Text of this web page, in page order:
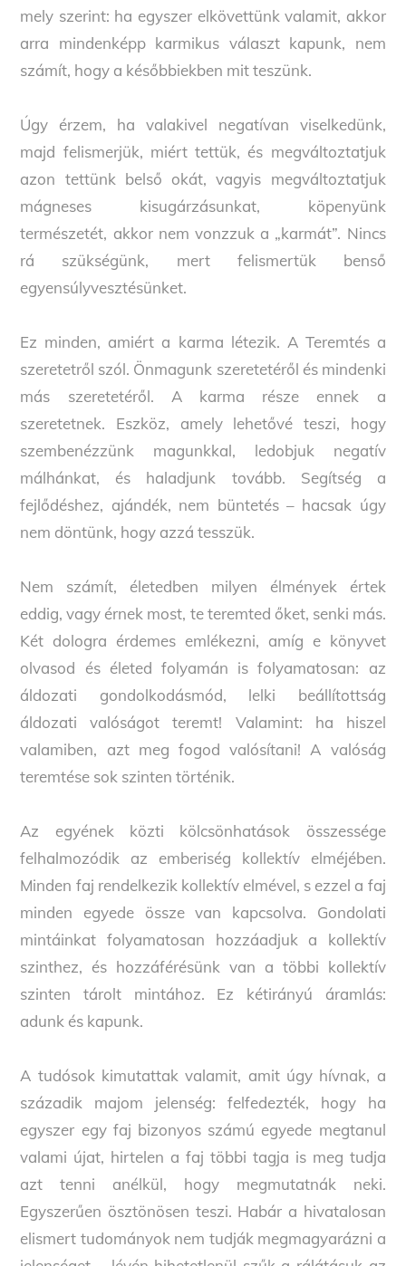
mely szerint: ha egyszer elkövettünk valamit, akkor
arra mindenképp karmikus választ kapunk, nem
számít, hogy a későbbiekben mit teszünk.
Úgy érzem, ha valakivel negatívan viselkedünk,
majd felismerjük, miért tettük, és megváltoztatjuk
azon tettünk belső okát, vagyis megváltoztatjuk
mágneses kisugárzásunkat, köpenyünk
természetét, akkor nem vonzzuk a „karmát”. Nincs
rá szükségünk, mert felismertük benső
egyensúlyvesztésünket.
Ez minden, amiért a karma létezik. A Teremtés a
szeretetről szól. Önmagunk szeretetéről és mindenki
más szeretetéről. A karma része ennek a
szeretetnek. Eszköz, amely lehetővé teszi, hogy
szembenézzünk magunkkal, ledobjuk negatív
málhánkat, és haladjunk tovább. Segítség a
fejlődéshez, ajándék, nem büntetés – hacsak úgy
nem döntünk, hogy azzá tesszük.
Nem számít, életedben milyen élmények értek
eddig, vagy érnek most, te teremted őket, senki más.
Két dologra érdemes emlékezni, amíg e könyvet
olvasod és életed folyamán is folyamatosan: az
áldozati gondolkodásmód, lelki beállítottság
áldozati valóságot teremt! Valamint: ha hiszel
valamiben, azt meg fogod valósítani! A valóság
teremtése sok szinten történik.
Az egyének közti kölcsönhatások összessége
felhalmozódik az emberiség kollektív elméjében.
Minden faj rendelkezik kollektív elmével, s ezzel a faj
minden egyede össze van kapcsolva. Gondolati
mintáinkat folyamatosan hozzáadjuk a kollektív
szinthez, és hozzáférésünk van a többi kollektív
szinten tárolt mintához. Ez kétirányú áramlás:
adunk és kapunk.
A tudósok kimutattak valamit, amit úgy hívnak, a
századik majom jelenség: felfedezték, hogy ha
egyszer egy faj bizonyos számú egyede megtanul
valami újat, hirtelen a faj többi tagja is meg tudja
azt tenni anélkül, hogy megmutatnák neki.
Egyszerűen ösztönösen teszi. Habár a hivatalosan
elismert tudományok nem tudják megmagyarázni a